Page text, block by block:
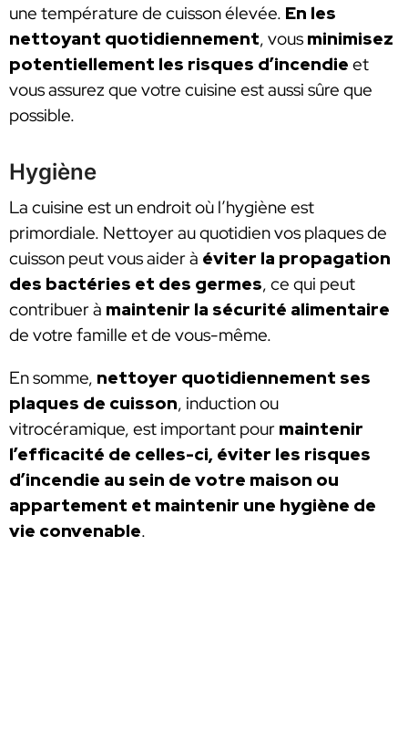
une température de cuisson élevée. En les
nettoyant quotidiennement, vous minimisez
potentiellement les risques d’incendie et
vous assurez que votre cuisine est aussi sûre que
possible.
Hygiène
La cuisine est un endroit où l’hygiène est
primordiale. Nettoyer au quotidien vos plaques de
cuisson peut vous aider à éviter la propagation
des bactéries et des germes, ce qui peut
contribuer à maintenir la sécurité alimentaire
de votre famille et de vous-même.
En somme, nettoyer quotidiennement ses
plaques de cuisson, induction ou
vitrocéramique, est important pour maintenir
l’efficacité de celles-ci, éviter les risques
d’incendie au sein de votre maison ou
appartement et maintenir une hygiène de
vie convenable.